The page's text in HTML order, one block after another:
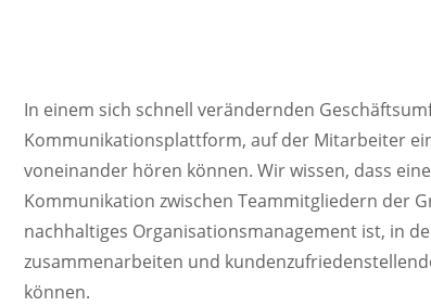
In einem sich schnell verändernden
Kommunikationsplattform, auf der Mitarbeiter
voneinander hören können. Wir wissen, dass
Kommunikation zwischen Teammitgliedern der
nachhaltiges Organisationsmanagement ist, in
zusammenarbeiten und
können.